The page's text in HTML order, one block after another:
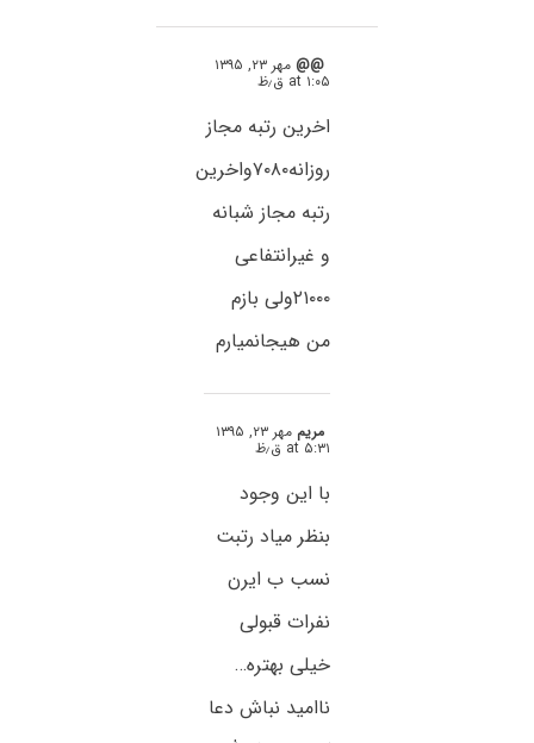
@@ مهر ۲۳, ۱۳۹۵
at ۱:۰۵ ق٫ظ
اخرین رتبه مجاز
روزانه۷۰۸۰واخرین
رتبه مجاز شبانه
و غیرانتفاعی
۲۱۰۰۰ولی بازم
من هیجانمیارم
مریم مهر ۲۳, ۱۳۹۵
at ۵:۳۱ ق٫ظ
با این وجود
بنظر میاد رتبت
نسب ب ایرن
نفرات قبولی
خیلی بهتره…
ناامید نباش دعا